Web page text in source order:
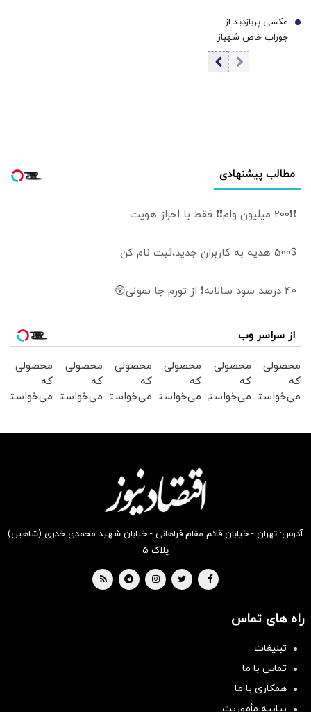
مرتضوی/ حرف های
تازه پزشکیان درباره
بازگشت ایرانی ها
عکسی پربازدید از
جوراب‌ خاص شهباز
شریف در مراسم
امضاء توافق‌ مکه
7
مطالب پیشنهادی
❗❗200 میلیون وام❗❗ فقط با احراز هویت
500$ هدیه به کاربران جدید،ثبت نام کن
40 درصد سود سالانه❗ از تورم جا نمونی😲
از سراسر وب
محصولی
که
می‌خواستی
محصولی
که
می‌خواستی
محصولی
که
می‌خواستی
بخر !
محصولی
که
می‌خواستی
بخر !
محصولی
که
می‌خواستی
محصولی
که
می‌خواستی
آدرس: تهران - خیابان قائم مقام فراهانی - خیابان شهید محمدی خدری (شاهین)
پلاک ۵
راه های تماس
تبلیغات
تماس با ما
همکاری با ما
بیانیه مأموریت